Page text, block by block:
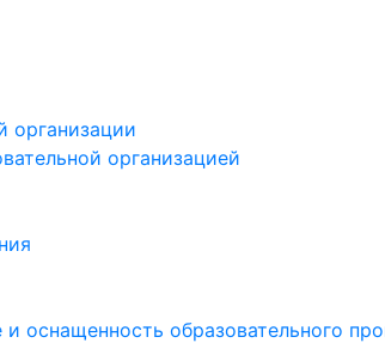
организации
организацией
оснащенность образовательного